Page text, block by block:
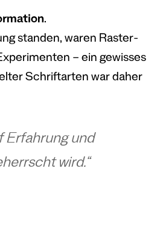
.
standen, waren Raster-
– ein gewisses
Schriftarten war daher
Erfahrung und
wird.“